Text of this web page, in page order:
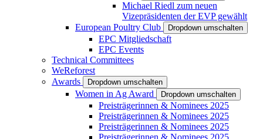
Michael Riedl zum neuen
Vizepräsidenten der EVP gewählt
European Poultry Club
Dropdown umschalten
EPC Mitgliedschaft
EPC Events
Technical Committees
WeReforest
Awards
Dropdown umschalten
Women in Ag Award Dropdown umschalten
Preisträgerinnen & Nominees 2025
Preisträgerinnen & Nominees 2025
Preisträgerinnen & Nominees 2025